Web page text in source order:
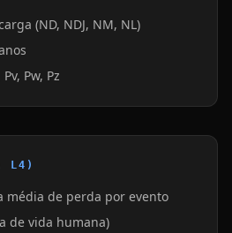
(ND, NDJ, NM, NL)
Pw, Pz
L4)
média de perda por evento
de vida humana)